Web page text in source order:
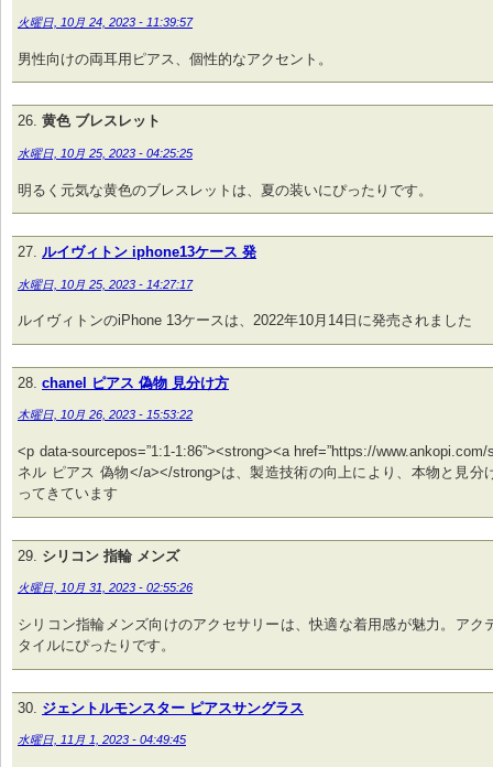
火曜日, 10月 24, 2023 - 11:39:57
男性向けの両耳用ピアス、個性的なアクセント。
黄色 ブレスレット
水曜日, 10月 25, 2023 - 04:25:25
明るく元気な黄色のブレスレットは、夏の装いにぴったりです。
ルイヴィトン iphone13ケース 発
水曜日, 10月 25, 2023 - 14:27:17
ルイヴィトンのiPhone 13ケースは、2022年10月14日に発売されました
chanel ピアス 偽物 見分け方
木曜日, 10月 26, 2023 - 15:53:22
<p data-sourcepos=”1:1-1:86”><strong><a href=”https://www.ankopi.com/
ネル ピアス 偽物</a></strong>は、製造技術の向上により、本物と見分
ってきています
シリコン 指輪 メンズ
火曜日, 10月 31, 2023 - 02:55:26
シリコン指輪メンズ向けのアクセサリーは、快適な着用感が魅力。アク
タイルにぴったりです。
ジェントルモンスター ピアスサングラス
水曜日, 11月 1, 2023 - 04:49:45